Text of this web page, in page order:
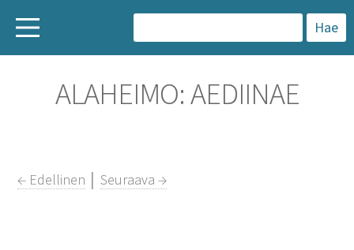
a
ALAHEIMO: AEDIINAE
← Edellinen │Seuraava →